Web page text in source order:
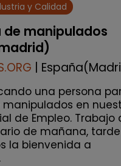
y Calidad
manipulados
|
una persona
en
de Empleo. Trabajo
de mañana,
la bienvenida a